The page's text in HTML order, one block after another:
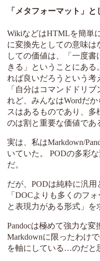
「メタフォーマット」と
WikiなどはHTMLを簡単
に変換先としての意味は
しての価値は、「一度
きる」ということにある
れば良いだろうという
「自分はコマンドドリ
れど、みんなはWordだ
スはあるものであり、多
のは割と重要な価値であ
実は、私はMarkdown/
いていた。 PODの多彩
だ。
だが、PODは純粋に汎用
「DOCよりも多くのフ
と表現力がある形式」を
Pandocは極めて強力な
Markdownに限ったわけ
を軸にしている…のだと